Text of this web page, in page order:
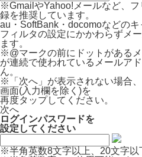
※GmailやYahoo!メールなど、
録を推奨しています。
au・SoftBank・docomoなどの
フィルタの設定にかかわらずメ
ます。
※@マークの前にドットがある
が連続で使われているメールア
ん。
※「次へ」が表示されない場合、
画面(入力欄を除く)を
再度タップしてください。
次へ
ログインパスワードを
設定してください
※半角英数8文字以上、20文字以